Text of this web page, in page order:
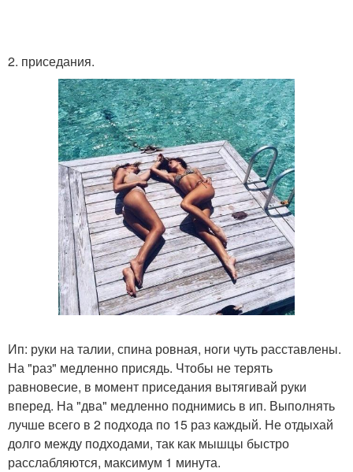
2. приседания.
Ип: руки на талии, спина ровная, ноги чуть расставлены.
На "раз" медленно присядь. Чтобы не терять
равновесие, в момент приседания вытягивай руки
вперед. На "два" медленно поднимись в ип. Выполнять
лучше всего в 2 подхода по 15 раз каждый. Не отдыхай
долго между подходами, так как мышцы быстро
расслабляются, максимум 1 минута.